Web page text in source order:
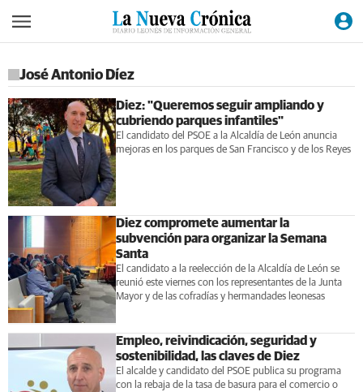
José Antonio Díez
Diez: "Queremos seguir ampliando y
cubriendo parques infantiles"
El candidato del PSOE a la Alcaldía de León anuncia
mejoras en los parques de San Francisco y de los Reyes
Diez compromete aumentar la
subvención para organizar la Semana
Santa
El candidato a la reelección de la Alcaldía de León se
reunió este viernes con los representantes de la Junta
Mayor y de las cofradías y hermandades leonesas
Empleo, reivindicación, seguridad y
sostenibilidad, las claves de Diez
El alcalde y candidato del PSOE publica su programa
con la rebaja de la tasa de basura para el comercio o